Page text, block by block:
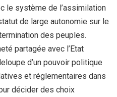
le système de l’assimilation
de large autonomie sur le
des peuples.
partagée avec l’Etat
d’un pouvoir politique
et réglementaires dans
décider des choix